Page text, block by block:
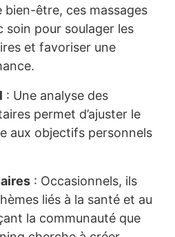
bien-être, ces massages
soin pour soulager les
et favoriser une
: Une analyse des
permet d’ajuster le
aux objectifs personnels
: Occasionnels, ils
liés à la santé et au
la communauté que